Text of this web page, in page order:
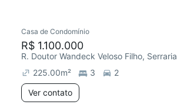
Casa de Condomínio
R$ 1.100.000
R. Doutor Wandeck Veloso Filho, Serraria
225.00m² 3
2
Ver contato